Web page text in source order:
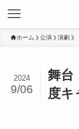
ホーム 公演 演劇
舞台
度キ
2024
9/06